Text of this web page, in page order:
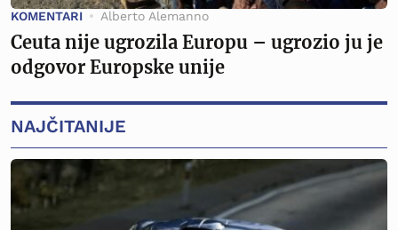
KOMENTARI Alberto Alemanno
Ceuta nije ugrozila Europu – ugrozio ju je
odgovor Europske unije
NAJČITANIJE